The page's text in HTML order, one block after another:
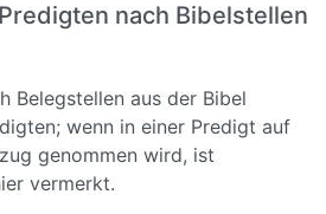
nach Bibelstellen
Belegstellen aus der Bibel
wenn in einer Predigt auf
genommen wird, ist
vermerkt.